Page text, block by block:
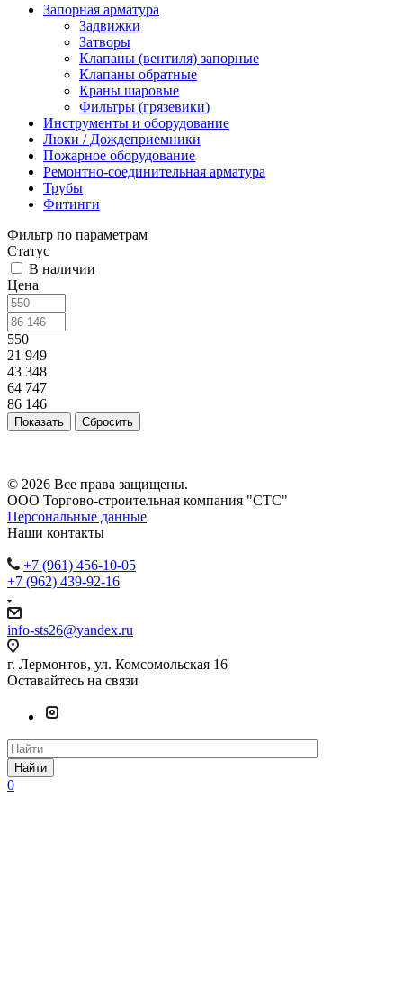
Запорная арматура
Задвижки
Затворы
Клапаны (вентиля) запорные
Клапаны обратные
Краны шаровые
Фильтры (грязевики)
Инструменты и оборудование
Люки / Дождеприемники
Пожарное оборудование
Ремонтно-соединительная арматура
Трубы
Фитинги
Фильтр по параметрам
Статус
В наличии
Цена
550
21 949
43 348
64 747
86 146
Сбросить
© 2026 Все права защищены.
ООО Торгово-строительная компания "СТС"
Персональные данные
Наши контакты
+7 (961) 456-10-05
+7 (962) 439-92-16
info-sts26@yandex.ru
г. Лермонтов, ул. Комсомольская 16
Оставайтесь на связи
Найти
0